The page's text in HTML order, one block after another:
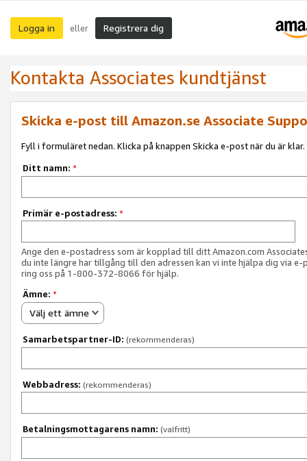
Logga in eller Registrera dig
Kontakta Associates kundtjänst
Skicka e-post till Amazon.se Associate
Fyll i formuläret nedan. Klicka på knappen Skicka e-post när du är klar.
Ditt namn: *
Primär e-postadress: *
Ange den e-postadress som är kopplad till ditt Amazon.com
du inte längre har tillgång till den adressen kan vi inte hjälpa dig via e-
ring oss på 1-800-372-8066 för hjälp.
Ämne: *
Välj ett ämne
Samarbetspartner-ID: (rekommenderas)
Webbadress: (rekommenderas)
Betalningsmottagarens namn: (valfritt)